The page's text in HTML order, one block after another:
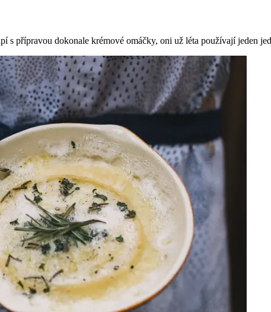
s přípravou dokonale krémové omáčky, oni už léta používají jeden